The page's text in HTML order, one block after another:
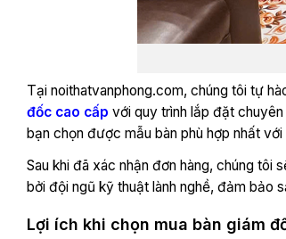
Tại noithatvanphong.com, chúng tôi tự
đốc cao cấp với quy trình lắp đặt
bạn chọn được mẫu bàn phù hợp nhất
Sau khi đã xác nhận đơn hàng, chúng tôi
bởi đội ngũ kỹ thuật lành nghề, đảm bảo
Lợi ích khi chọn mua bàn giám